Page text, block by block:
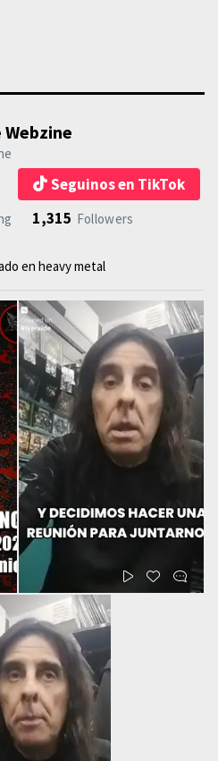
Seguinos en TikTok
1,315 Followers
en heavy metal